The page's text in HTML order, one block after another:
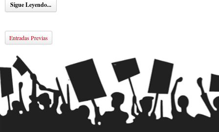
Sigue Leyendo...
Entradas Previas